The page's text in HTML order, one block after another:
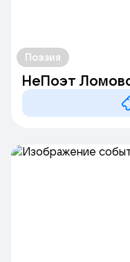
зал-караоке и летнюю
собственная небольшая
Поэзия
НеПоэт